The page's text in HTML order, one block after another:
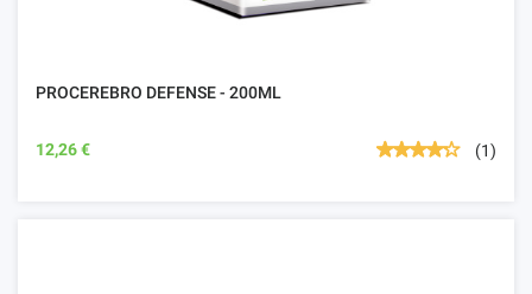
PROCEREBRO DEFENSE - 200ML
12,26 € (1)